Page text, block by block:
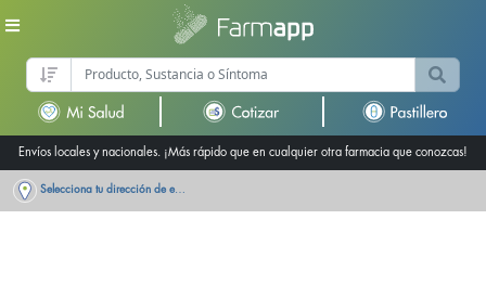
Envíos locales y nacionales. ¡Más rápido que en cualquier otra farmacia que conozcas!
Selecciona tu dirección de entrega